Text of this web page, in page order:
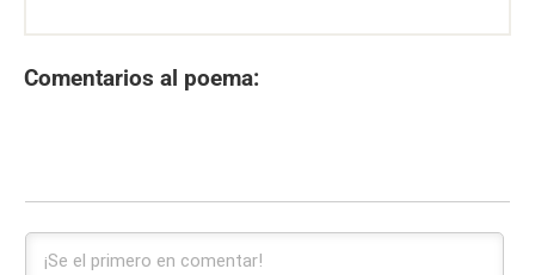
Comentarios al poema: